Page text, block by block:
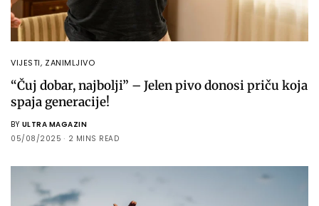
VIJESTI, ZANIMLJIVO
“Čuj dobar, najbolji” – Jelen pivo donosi priču koja
spaja generacije!
BY ULTRA MAGAZIN
05/08/2025
2 MINS READ